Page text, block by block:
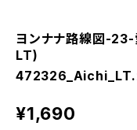
ヨンナナ路線図-
LT)
¥1,690